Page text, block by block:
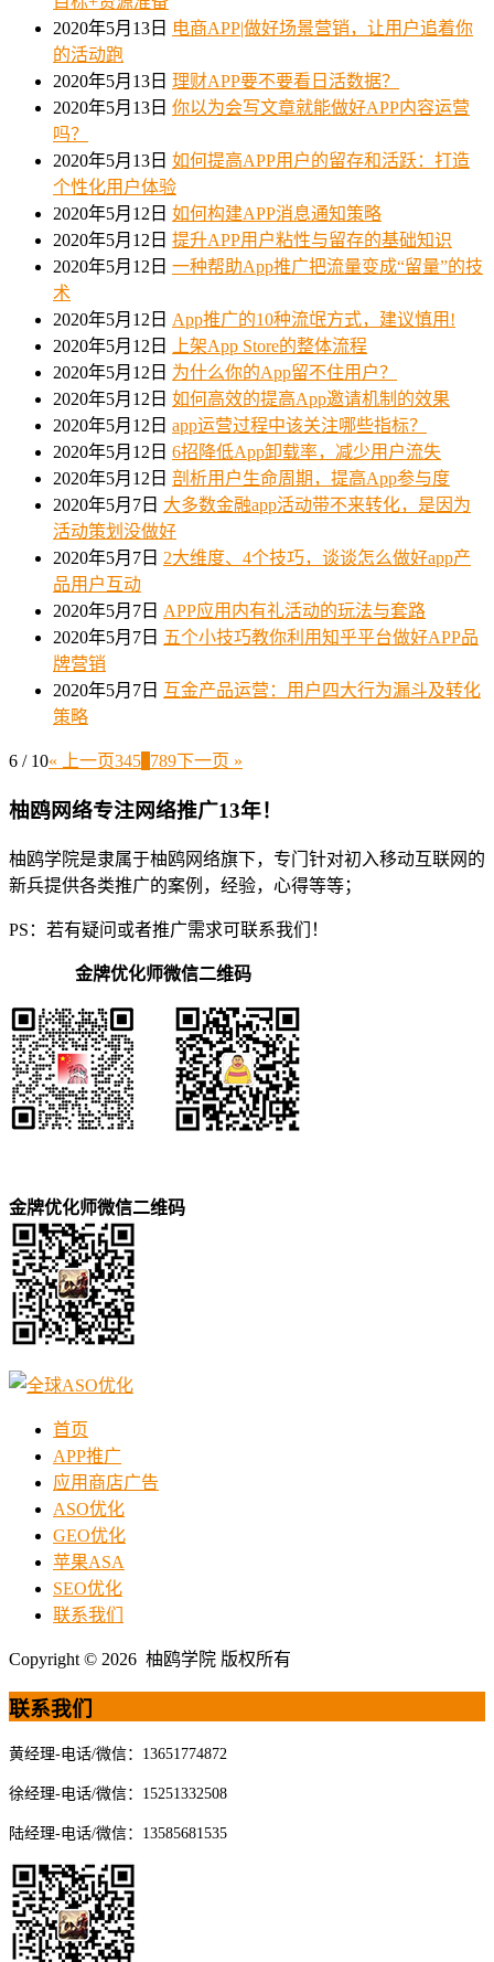
2020年5月13日 电商APP|做好场景营销，让用户追着你
的活动跑
2020年5月13日 理财APP要不要看日活数据？
2020年5月13日 你以为会写文章就能做好APP内容运营
吗？
2020年5月13日 如何提高APP用户的留存和活跃：打造
个性化用户体验
2020年5月12日 如何构建APP消息通知策略
2020年5月12日 提升APP用户粘性与留存的基础知识
2020年5月12日 一种帮助App推广把流量变成“留量”的技
术
2020年5月12日 App推广的10种流氓方式，建议慎用!
2020年5月12日 上架App Store的整体流程
2020年5月12日 为什么你的App留不住用户？
2020年5月12日 如何高效的提高App邀请机制的效果
2020年5月12日 app运营过程中该关注哪些指标？
2020年5月12日 6招降低App卸载率，减少用户流失
2020年5月12日 剖析用户生命周期，提高App参与度
2020年5月7日 大多数金融app活动带不来转化，是因为
活动策划没做好
2020年5月7日 2大维度、4个技巧，谈谈怎么做好app产
品用户互动
2020年5月7日 APP应用内有礼活动的玩法与套路
2020年5月7日 五个小技巧教你利用知乎平台做好APP品
牌营销
2020年5月7日 互金产品运营：用户四大行为漏斗及转化
策略
6 / 10« 上一页345 789下一页 »
柚鸥网络专注网络推广13年！
柚鸥学院是隶属于柚鸥网络旗下，专门针对初入移动互联网的
新兵提供各类推广的案例，经验，心得等等；
PS：若有疑问或者推广需求可联系我们！
金牌优化师微信二维码
金牌优化师微信二维码
首页
APP推广
应用商店广告
ASO优化
GEO优化
苹果ASA
SEO优化
联系我们
Copyright © 2026 柚鸥学院 版权所有
联系我们
黄经理-电话/微信：13651774872
徐经理-电话/微信：15251332508
陆经理-电话/微信：13585681535